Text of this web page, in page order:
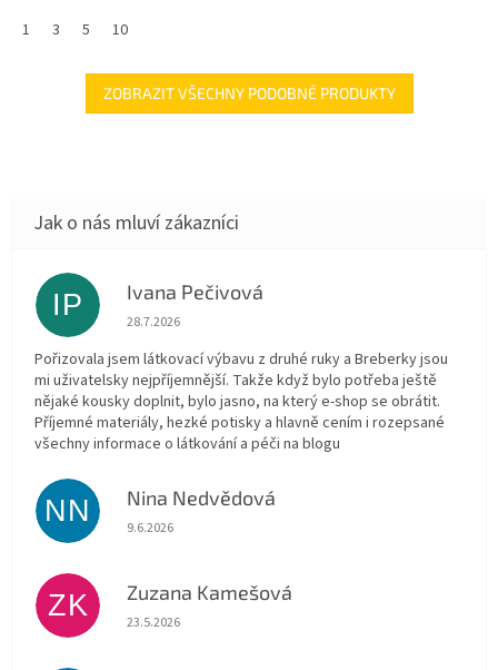
1
3 5 10
ZOBRAZIT VŠECHNY PODOBNÉ PRODUKTY
IP Ivana Pečivová
Hodnocení obchodu je 5 z 5 hvězdiček.
28.7.2026
Pořizovala jsem látkovací výbavu z druhé ruky a Breberky jsou
mi uživatelsky nejpříjemnější. Takže když bylo potřeba ještě
nějaké kousky doplnit, bylo jasno, na který e-shop se obrátit.
Příjemné materiály, hezké potisky a hlavně cením i rozepsané
všechny informace o látkování a péči na blogu
NN Nina Nedvědová
Hodnocení obchodu je 5 z 5 hvězdiček.
9.6.2026
ZK Zuzana Kamešová
Hodnocení obchodu je 5 z 5 hvězdiček.
23.5.2026